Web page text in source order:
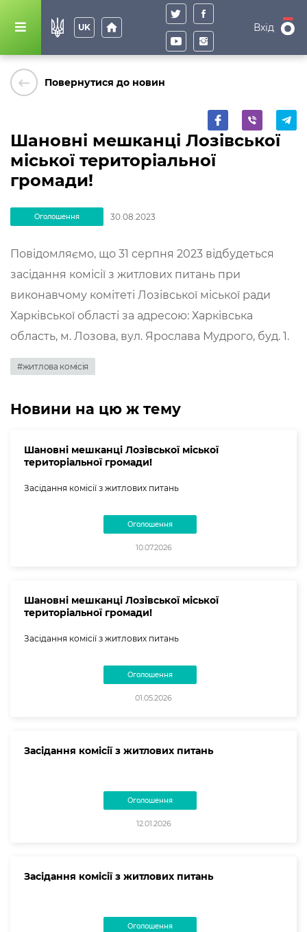
UK home Вхід
keyboard_backspace Повернутися до новин
Шановні мешканці Лозівської
міської територіальної
громади!
Оголошення 30.08.2023
Повідомляємо, що 31 серпня 2023 відбудеться
засідання комісії з житлових питань при
виконавчому комітеті Лозівської міської ради
Харківської області за адресою: Харківська
область, м. Лозова, вул. Ярослава Мудрого, буд. 1.
#житлова комісія
Новини на цю ж тему
Шановні мешканці Лозівської міської
територіальної громади!
Засідання комісії з житлових питань
Оголошення
10.07.2026
Шановні мешканці Лозівської міської
територіальної громади!
Засідання комісії з житлових питань
Оголошення
01.05.2026
Засідання комісії з житлових питань
Оголошення
12.01.2026
Засідання комісії з житлових питань
Оголошення